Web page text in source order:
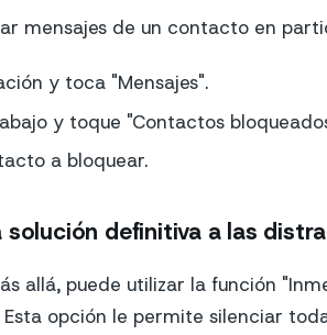
mensajes de un contacto en
y toca "Mensajes".
y toque "Contactos
a bloquear.
solución definitiva a las
allá, puede utilizar la función
Esta opción le permite silenciar